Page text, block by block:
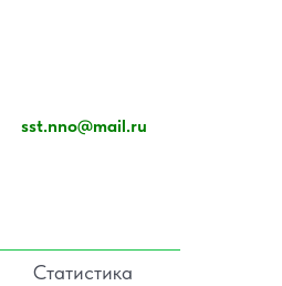
sst.nno@mail.ru
Статистика